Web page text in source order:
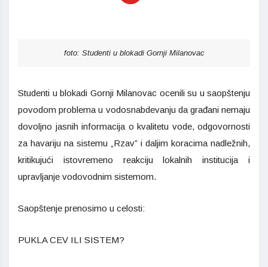
foto: Studenti u blokadi Gornji Milanovac
Studenti u blokadi Gornji Milanovac ocenili su u saopštenju
povodom problema u vodosnabdevanju da građani nemaju
dovoljno jasnih informacija o kvalitetu vode, odgovornosti
za havariju na sistemu „Rzav” i daljim koracima nadležnih,
kritikujući istovremeno reakciju lokalnih institucija i
upravljanje vodovodnim sistemom.
Saopštenje prenosimo u celosti:
PUKLA CEV ILI SISTEM?